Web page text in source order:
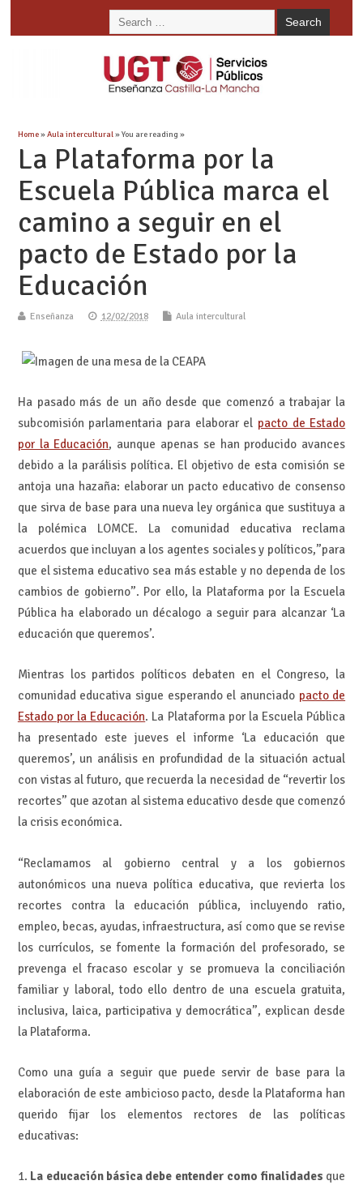
Home»Aula intercultural» You are reading »
La Plataforma por la
Escuela Pública marca el
camino a seguir en el
pacto de Estado por la
Educación
Enseñanza 12/02/2018 Aula intercultural
Ha pasado más de un año desde que comenzó a trabajar la
subcomisión parlamentaria para elaborar el pacto de Estado
por la Educación, aunque apenas se han producido avances
debido a la parálisis política. El objetivo de esta comisión se
antoja una hazaña: elaborar un pacto educativo de consenso
que sirva de base para una nueva ley orgánica que sustituya a
la polémica LOMCE. La comunidad educativa reclama
acuerdos que incluyan a los agentes sociales y políticos,”para
que el sistema educativo sea más estable y no dependa de los
cambios de gobierno”. Por ello, la Plataforma por la Escuela
Pública ha elaborado un décalogo a seguir para alcanzar ‘La
educación que queremos’.
Mientras los partidos políticos debaten en el Congreso, la
comunidad educativa sigue esperando el anunciado pacto de
Estado por la Educación. La Plataforma por la Escuela Pública
ha presentado este jueves el informe ‘La educación que
queremos’, un análisis en profundidad de la situación actual
con vistas al futuro, que recuerda la necesidad de “revertir los
recortes” que azotan al sistema educativo desde que comenzó
la crisis económica.
“Reclamamos al gobierno central y a los gobiernos
autonómicos una nueva política educativa, que revierta los
recortes contra la educación pública, incluyendo ratio,
empleo, becas, ayudas, infraestructura, así como que se revise
los currículos, se fomente la formación del profesorado, se
prevenga el fracaso escolar y se promueva la conciliación
familiar y laboral, todo ello dentro de una escuela gratuita,
inclusiva, laica, participativa y democrática”, explican desde
la Plataforma.
Como una guía a seguir que puede servir de base para la
elaboración de este ambicioso pacto, desde la Plataforma han
querido fijar los elementos rectores de las políticas
educativas:
1. La educación básica debe entender como finalidades que